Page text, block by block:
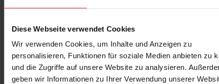
Diese Webseite verwendet Cookies
Wir verwenden Cookies, um Inhalte und Anzeigen zu
personalisieren, Funktionen für soziale Medien anbieten zu
und die Zugriffe auf unsere Website zu analysieren.
geben wir Informationen zu Ihrer Verwendung unserer
Die fM Redaktion kannst du hier kontaktieren
Das könnte dich auch interessieren